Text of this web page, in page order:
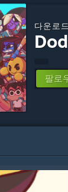
다운로
팔로